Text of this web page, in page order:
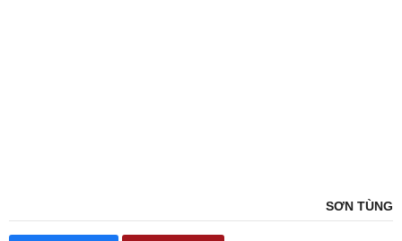
SƠN TÙNG